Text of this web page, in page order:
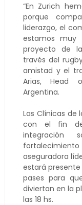
“En Zurich
porque
liderazgo, el
estamos muy
proyecto de
través del
amistad y el
Arias, Head
Argentina.
Las Clínicas de
con el fin de
integración
aseguradora
estará
pases para
diviertan en la
las 18 hs.